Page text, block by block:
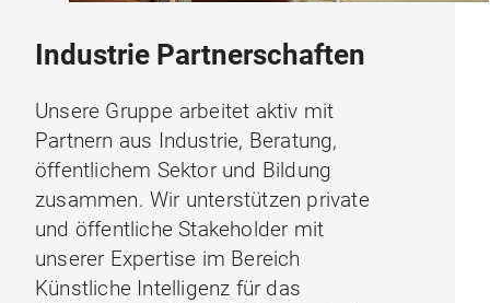
Industrie Partnerschaften
Unsere Gruppe arbeitet aktiv mit
Partnern aus Industrie, Beratung,
öffentlichem Sektor und Bildung
zusammen. Wir unterstützen private
und öffentliche Stakeholder mit
unserer Expertise im Bereich
Künstliche Intelligenz für das